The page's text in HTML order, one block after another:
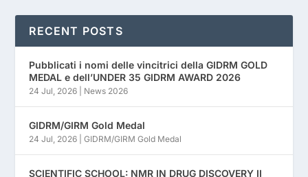
RECENT POSTS
Pubblicati i nomi delle vincitrici della GIDRM GOLD
MEDAL e dell’UNDER 35 GIDRM AWARD 2026
24 Jul, 2026 News 2026
GIDRM/GIRM Gold Medal
24 Jul, 2026 |GIDRM/GIRM Gold Medal
SCIENTIFIC SCHOOL: NMR IN DRUG DISCOVERY II